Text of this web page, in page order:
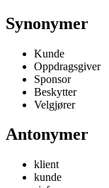
Synonymer
Kunde
Oppdragsgiver
Sponsor
Beskytter
Velgjører
Antonymer
klient
kunde